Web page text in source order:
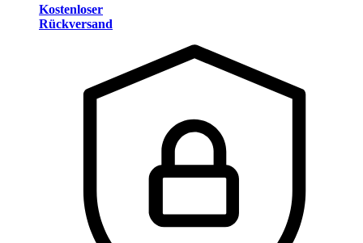
Kostenloser
Rückversand